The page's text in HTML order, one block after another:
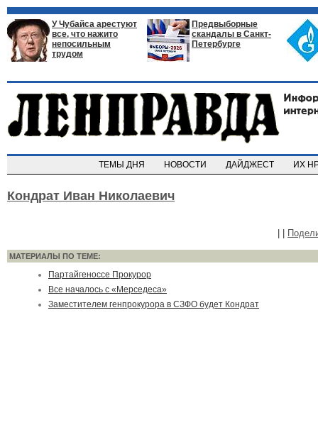
У Чубайса арестуют
все, что нажито
непосильным
трудом
Предвыборные
скандалы в Санкт-
Петербурге
ТЕМЫ ДНЯ НОВОСТИ ДАЙДЖЕСТ ИХ
Кондрат Иван Николаевич
МАТЕРИАЛЫ ПО ТЕМЕ:
Партайгеноссе Прокурор
Все началось с «Мерседеса»
Заместителем генпрокурора в СЗФО будет Кондрат